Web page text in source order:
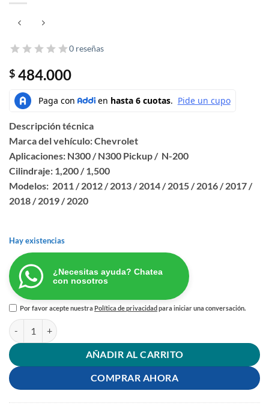
0 reseñas
$ 484.000
Descripción técnica
Marca del vehículo: Chevrolet
Aplicaciones: N300 / N300 Pickup / N-200
Cilindraje: 1,200 / 1,500
Modelos: 2011 / 2012 / 2013 / 2014 / 2015 / 2016 / 2017 /
2018 / 2019 / 2020
Hay existencias
¿Necesitas ayuda? Chatea
con nosotros
Por favor acepte nuestraPolítica de privacidad para iniciar una conversación.
ALTERNADOR N-200 / N-300 cantidad
AÑADIR AL CARRITO
COMPRAR AHORA